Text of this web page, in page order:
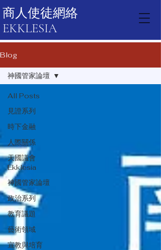
商人使徒網絡
EKKLESIA
Blog
All Posts
見證系列
時下金融
人際關係
天國議會
Ekklesia
神國管家論壇
政治系列
教育議題
藝術領域
宣教與培育
神國管家論壇